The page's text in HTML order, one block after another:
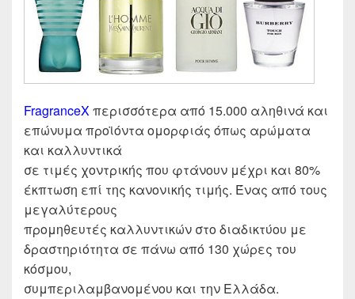
FragranceXπερισσότερα από 15.000 αληθινά και
επώνυμα προϊόντα ομορφιάς όπως αρώματα
και καλλυντικά
σε τιμές χοντρικής που φτάνουν μέχρι και 80%
έκπτωση επί της κανονικής τιμής. Ένας από τους
μεγαλύτερους
προμηθευτές καλλυντικών στο διαδικτύου με
δραστηριότητα σε πάνω από 130 χώρες του
κόσμου,
συμπεριλαμβανομένου και την Ελλάδα.